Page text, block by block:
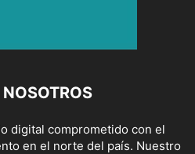
NOSOTROS
digital comprometido con el
en el norte del país. Nuestro